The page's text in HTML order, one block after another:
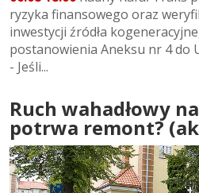
ryzyka finansowego oraz
inwestycji źródła
postanowienia Aneksu nr 4 do
- Jeśli...
Ruch wahadłowy
potrwa remont?